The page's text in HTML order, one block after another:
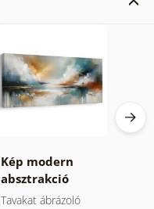
Kép modern
absztrakció
természettel
Tavakat ábrázoló